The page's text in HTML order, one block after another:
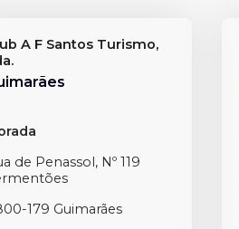
A F Santos Turismo,
de Penassol, Nº 119
179 Guimarães